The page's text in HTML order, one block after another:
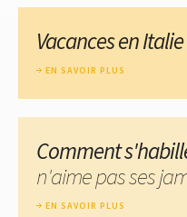
Vacances en Italie
EN SAVOIR PLUS
Comment
n'aime pas ses
EN SAVOIR PLUS